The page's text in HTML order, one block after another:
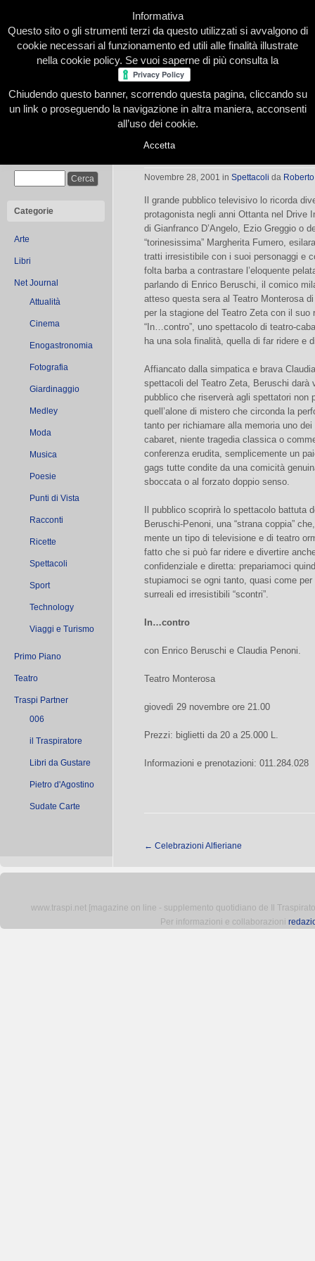
Home Presentazione Redazione Le nostre firme
Categorie
Arte
Libri
Net Journal
Attualità
Cinema
Enogastronomia
Fotografia
Giardinaggio
Medley
Moda
Musica
Poesie
Punti di Vista
Racconti
Ricette
Spettacoli
Sport
Technology
Viaggi e Turismo
Primo Piano
Teatro
Traspi Partner
006
il Traspiratore
Libri da Gustare
Pietro d'Agostino
Sudate Carte
In…contro
Novembre 28, 2001 in Spettacoli da
Il grande pubblico televisivo lo ricorda
protagonista negli anni Ottanta nel Drive
di Gianfranco D’Angelo, Ezio Greggio o
“torinesissima” Margherita Fumero,
tratti irresistibile con i suoi personaggi e
folta barba a contrastare l’eloquente
parlando di Enrico Beruschi, il comico
atteso questa sera al Teatro Monterosa di
per la stagione del Teatro Zeta con il suo
“In…contro”, uno spettacolo di teatro-
ha una sola finalità, quella di far ridere e
Affiancato dalla simpatica e brava
spettacoli del Teatro Zeta, Beruschi darà
pubblico che riserverà agli spettatori non
quell’alone di mistero che circonda la
tanto per richiamare alla memoria uno
cabaret, niente tragedia classica o
conferenza erudita, semplicemente un
gags tutte condite da una comicità
sboccata o al forzato doppio senso.
Il pubblico scoprirà lo spettacolo battuta
Beruschi-Penoni, una “strana coppia”
mente un tipo di televisione e di teatro
fatto che si può far ridere e divertire
confidenziale e diretta: prepariamoci
stupiamoci se ogni tanto, quasi come
surreali ed irresistibili “scontri”.
In…contro
con Enrico Beruschi e Claudia Penoni.
Teatro Monterosa
giovedì 29 novembre ore 21.00
Prezzi: biglietti da 20 a 25.000 L.
Informazioni e prenotazioni: 011.284.028
← Celebrazioni Alfieriane
www.traspi.net [magazine on line - supplemento quotidiano de Il
Per informazioni e collaborazioni
Informativa
Questo sito o gli strumenti terzi da questo utilizzati si avvalgono di
cookie necessari al funzionamento ed utili alle finalità illustrate
nella cookie policy. Se vuoi saperne di più consulta la
Chiudendo questo banner, scorrendo questa pagina, cliccando su
un link o proseguendo la navigazione in altra maniera, acconsenti
all’uso dei cookie.
Accetta